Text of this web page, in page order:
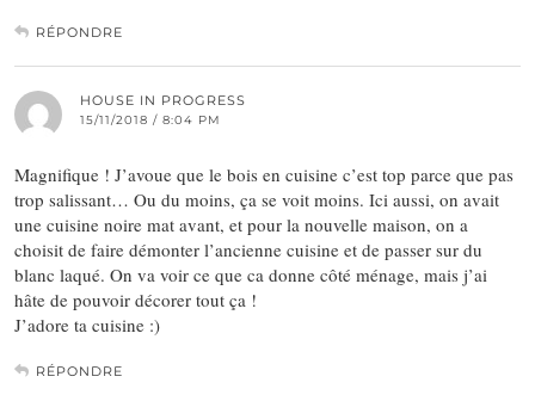
RÉPONDRE
HOUSE IN PROGRESS
15/11/2018 / 8:04 PM
Magnifique ! J’avoue que le bois en cuisine c’est top parce que pas
trop salissant… Ou du moins, ça se voit moins. Ici aussi, on avait
une cuisine noire mat avant, et pour la nouvelle maison, on a
choisit de faire démonter l’ancienne cuisine et de passer sur du
blanc laqué. On va voir ce que ca donne côté ménage, mais j’ai
hâte de pouvoir décorer tout ça !
J’adore ta cuisine :)
RÉPONDRE